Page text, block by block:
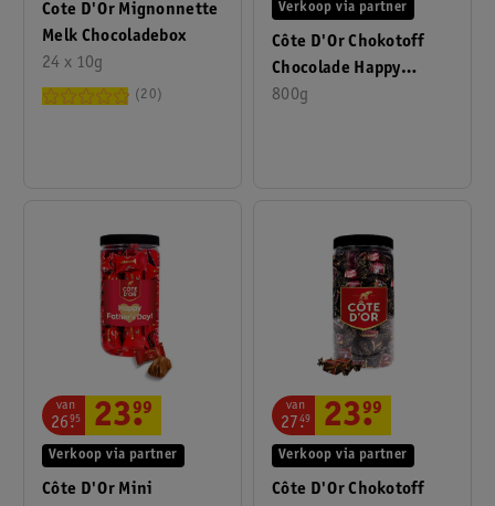
Cote D'Or Mignonnette
Melk Chocoladebox
24 x 10g
20
Côte D'Or Chokotoff
Chocolade Happy
Father's Day In Bokaal
800g
Verkoop via partner
Côte D'Or Mini
Verkoop via partner
van
26.
95 23.
99
Côte D'Or Chokotoff
Verkoop via partner
van
27.
49 23.
99